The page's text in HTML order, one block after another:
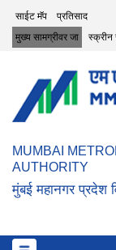
Top Header
साईट मॅप
प्रतिसाद
मुख्य सामग्रीवर जा
स्क्रीन
MUMBAI
AUTHORITY
मुंबई महानगर प्रदेश